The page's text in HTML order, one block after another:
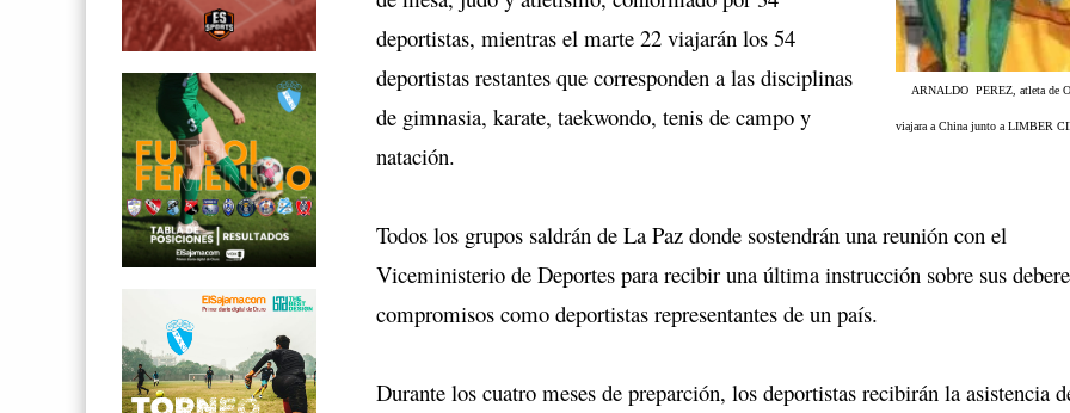
ARNALDO PEREZ, atleta de
viajara a China junto a LIMBER
deportistas, mientras el marte 22 viajarán los 54
deportistas restantes que corresponden a las disciplinas
de gimnasia, karate, taekwondo, tenis de campo y
natación.
Todos los grupos saldrán de La Paz donde sostendrán una reunión con el
Viceministerio de Deportes para recibir una última instrucción sobre sus
compromisos como deportistas representantes de un país.
Durante los cuatro meses de preparción, los deportistas recibirán la asistencia